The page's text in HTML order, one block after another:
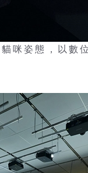
咪姿態，以數